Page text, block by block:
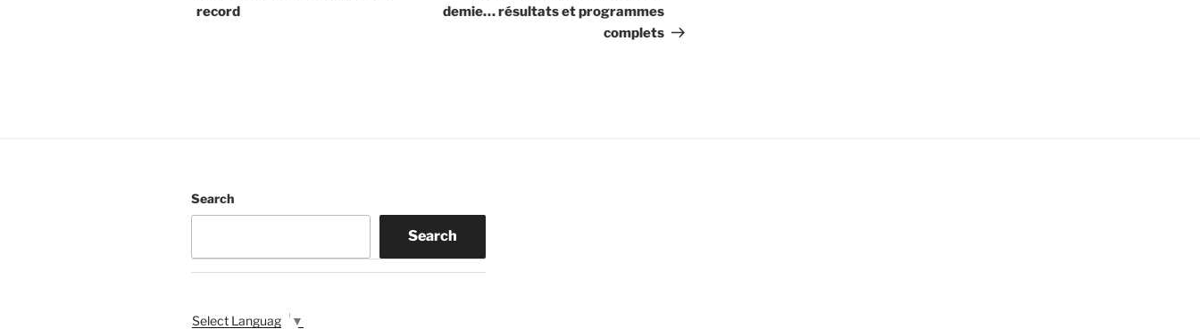
record
demie… résultats et programmes
complets
Search
Search
Select Language ▼